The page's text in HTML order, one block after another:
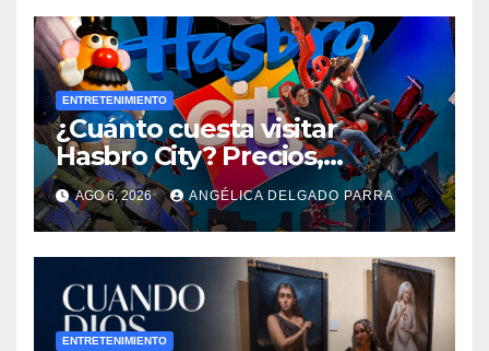
ENTRETENIMIENTO
¿Cuánto cuesta visitar
Hasbro City? Precios,
atracciones y actividades de
Summer Fest
AGO 6, 2026 ANGÉLICA DELGADO PARRA
ENTRETENIMIENTO